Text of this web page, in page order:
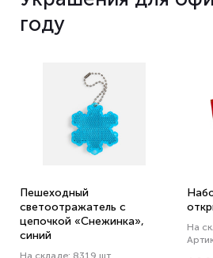
году
Пешеходный
светоотражатель с
цепочкой «Снежинка»,
синий
На складе: 8319 шт
На